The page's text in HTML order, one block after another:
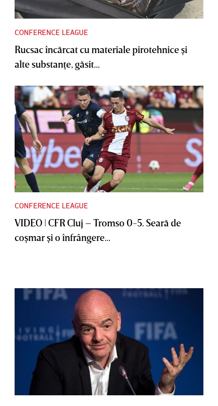
CONFERENCE LEAGUE
Rucsac încărcat cu materiale pirotehnice şi
alte substanţe, găsit...
CONFERENCE LEAGUE
VIDEO | CFR Cluj – Tromso 0-5. Seară de
coşmar şi o înfrângere...